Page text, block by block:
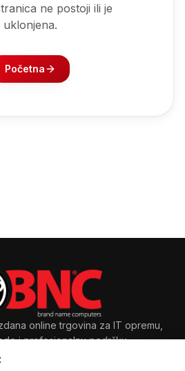
ne postoji ili je
uklonjena.
Početna
online trgovina za IT opremu,
i profesionalnu podršku.